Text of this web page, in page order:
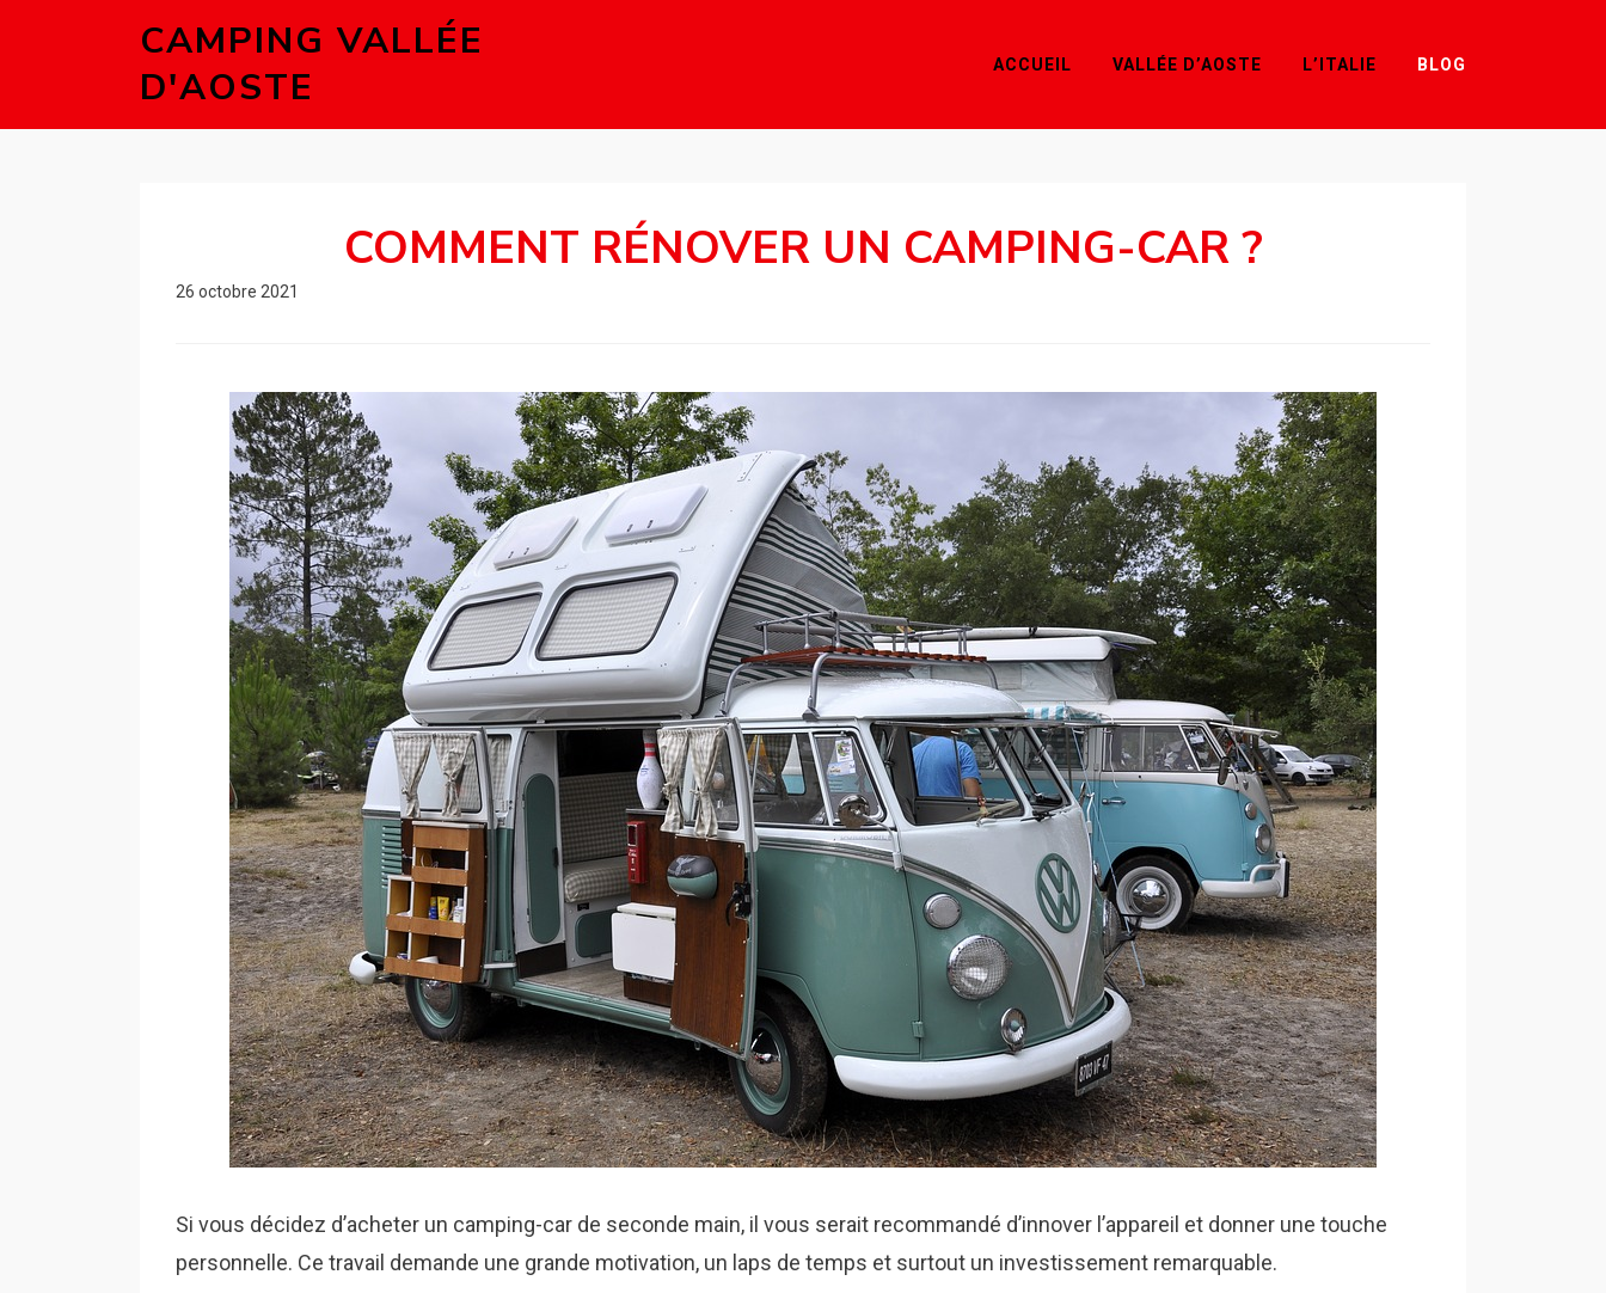
CAMPING VALLÉE
D'AOSTE
ACCUEIL VALLÉE D’AOSTE L’ITALIE BLOG
COMMENT RÉNOVER UN CAMPING-CAR ?
26 octobre 2021
Si vous décidez d’acheter un camping-car de seconde main, il vous serait recommandé d’innover l’appareil et donner une touche
personnelle. Ce travail demande une grande motivation, un laps de temps et surtout un investissement remarquable.